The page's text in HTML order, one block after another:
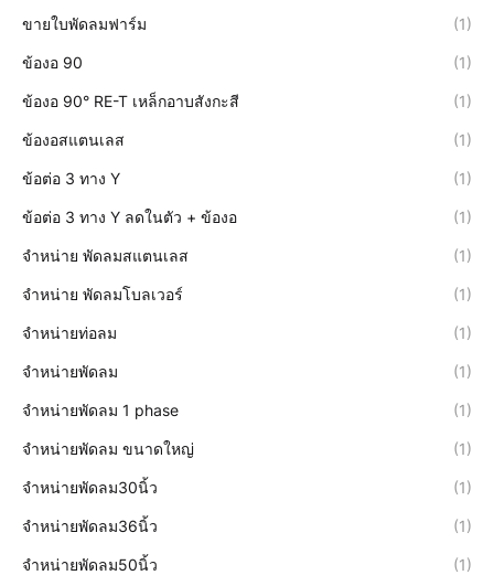
ขายใบพัดลมฟาร์ม (1)
ข้องอ 90 (1)
ข้องอ 90° RE-T เหล็กอาบสังกะสี (1)
ข้องอสแตนเลส (1)
ข้อต่อ 3 ทาง Y (1)
ข้อต่อ 3 ทาง Y ลดในตัว + ข้องอ (1)
จำหน่าย พัดลมสแตนเลส (1)
จำหน่าย พัดลมโบลเวอร์ (1)
จำหน่ายท่อลม (1)
จำหน่ายพัดลม (1)
จำหน่ายพัดลม 1 phase (1)
จำหน่ายพัดลม ขนาดใหญ่ (1)
จำหน่ายพัดลม30นิ้ว (1)
จำหน่ายพัดลม36นิ้ว (1)
จำหน่ายพัดลม50นิ้ว (1)